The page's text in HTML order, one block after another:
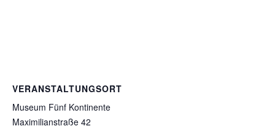
VERANSTALTUNGSORT
Museum Fünf Kontinente
Maximilianstraße 42